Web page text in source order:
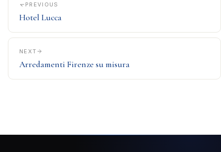
PREVIOUS
Hotel Lucca
NEXT
Arredamenti Firenze su misura